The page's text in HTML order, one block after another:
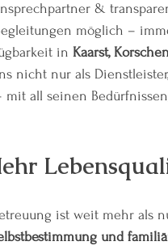
&
möglich –
in Kaarst,
nicht nur als
all seinen
ist weit mehr als
und